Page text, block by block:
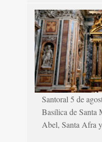
Santoral 5 de
Basílica de Santa
Abel, Santa Afra